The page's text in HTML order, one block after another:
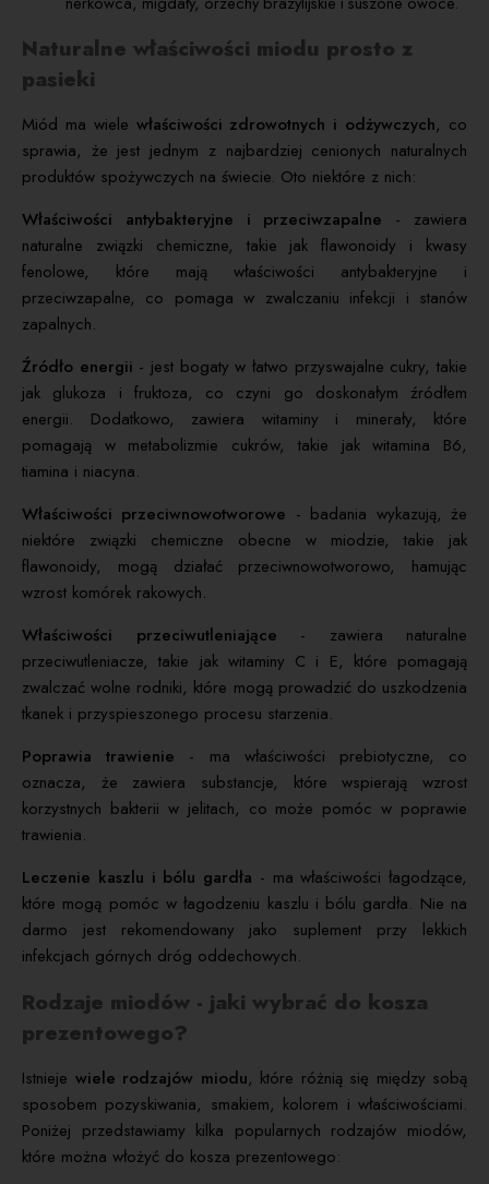
Naturalne właściwości miodu prosto z
pasieki
Miód ma wiele właściwości zdrowotnych i odżywczych, co
sprawia, że jest jednym z najbardziej cenionych naturalnych
produktów spożywczych na świecie. Oto niektóre z nich:
Właściwości antybakteryjne i przeciwzapalne - zawiera
naturalne związki chemiczne, takie jak flawonoidy i kwasy
fenolowe, które mają właściwości antybakteryjne i
przeciwzapalne, co pomaga w zwalczaniu infekcji i stanów
zapalnych.
Źródło energii - jest bogaty w łatwo przyswajalne cukry, takie
jak glukoza i fruktoza, co czyni go doskonałym źródłem
energii. Dodatkowo, zawiera witaminy i minerały, które
pomagają w metabolizmie cukrów, takie jak witamina B6,
tiamina i niacyna.
Właściwości przeciwnowotworowe - badania wykazują, że
niektóre związki chemiczne obecne w miodzie, takie jak
flawonoidy, mogą działać przeciwnowotworowo, hamując
wzrost komórek rakowych.
Właściwości przeciwutleniające - zawiera naturalne
przeciwutleniacze, takie jak witaminy C i E, które pomagają
zwalczać wolne rodniki, które mogą prowadzić do uszkodzenia
tkanek i przyspieszonego procesu starzenia.
Poprawia trawienie - ma właściwości prebiotyczne, co
oznacza, że zawiera substancje, które wspierają wzrost
korzystnych bakterii w jelitach, co może pomóc w poprawie
trawienia.
Leczenie kaszlu i bólu gardła - ma właściwości łagodzące,
które mogą pomóc w łagodzeniu kaszlu i bólu gardła. Nie na
darmo jest rekomendowany jako suplement przy lekkich
infekcjach górnych dróg oddechowych.
Rodzaje miodów - jaki wybrać do kosza
prezentowego?
Istnieje wiele rodzajów miodu, które różnią się między sobą
sposobem pozyskiwania, smakiem, kolorem i właściwościami.
Poniżej przedstawiamy kilka popularnych rodzajów miodów,
które można włożyć do kosza prezentowego: